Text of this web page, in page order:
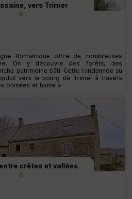
vers Trimer
Romantique offre de nombreuses
On y découvre des forêts, des
patrimoine bâti. Cette randonnée au
vers le bourg de Trimer à travers
boisées et hame »
crêtes et vallées